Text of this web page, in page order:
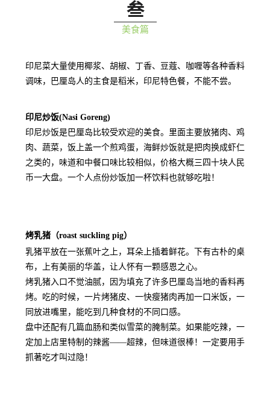
叁
美食篇
印尼菜大量使用椰浆、胡椒、丁香、豆蔻、咖喱等各种香料
调味，巴厘岛人的主食是稻米，印尼特色餐，不能不尝。
印尼炒饭(Nasi Goreng)
印尼炒饭是巴厘岛比较受欢迎的美食。里面主要放猪肉、鸡
肉、蔬菜，饭上盖一个煎鸡蛋，海鲜炒饭就是把肉换成虾仁
之类的，味道和中餐口味比较相似，价格大概三四十块人民
币一大盘。一个人点份炒饭加一杯饮料也就够吃啦！
烤乳猪（roast suckling pig）
乳猪平放在一张蕉叶之上，耳朵上插着鲜花。下有古朴的桌
布，上有美丽的华盖，让人怀有一颗感恩之心。
烤乳猪入口不觉油腻，因为填充了许多巴厘岛当地的香料再
烤。吃的时候，一片烤猪皮、一快瘦猪肉再加一口米饭，一
同放进嘴里，能吃到几种食材的不同口感。
盘中还配有几篇血肠和类似雪菜的腌制菜。如果能吃辣，一
定加上店里特制的辣酱——超辣，但味道很棒！一定要用手
抓著吃才叫过隐！